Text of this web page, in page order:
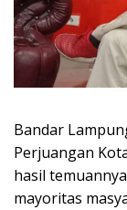
Bandar
Perjuangan
hasil
mayoritas